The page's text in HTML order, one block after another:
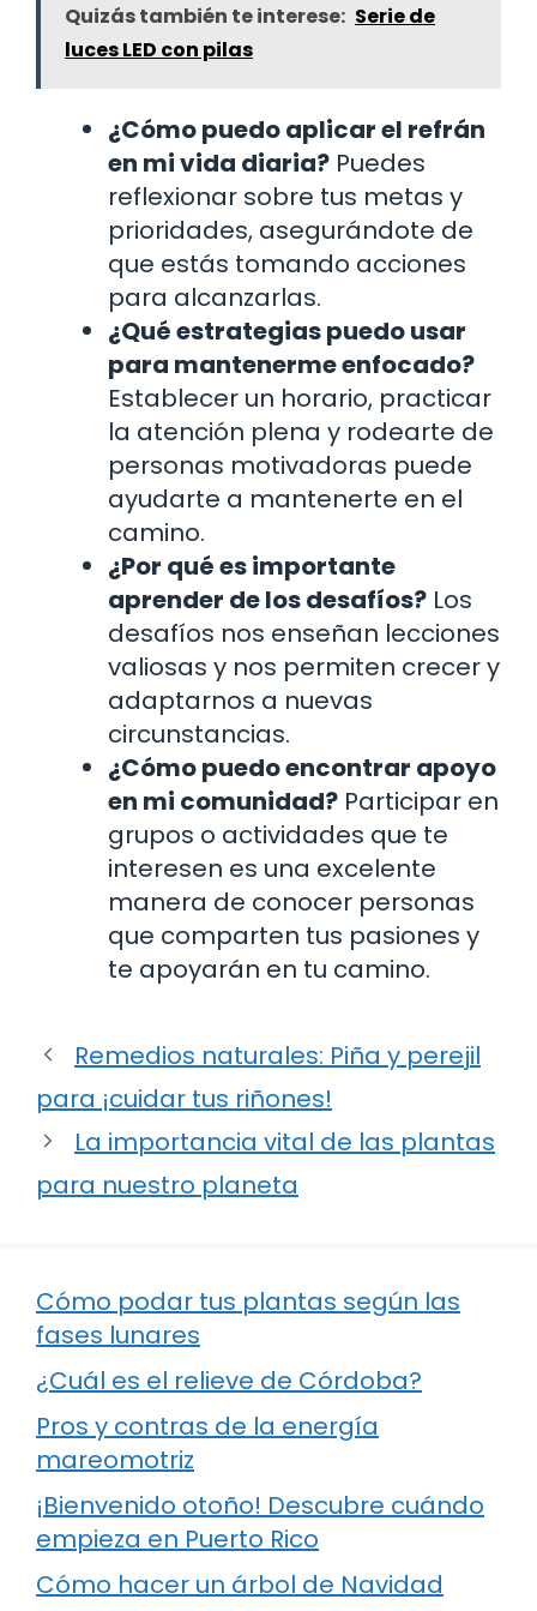
Quizás también te interese: Serie de
luces LED con pilas
¿Cómo puedo aplicar el refrán
en mi vida diaria? Puedes
reflexionar sobre tus metas y
prioridades, asegurándote de
que estás tomando acciones
para alcanzarlas.
¿Qué estrategias puedo usar
para mantenerme enfocado?
Establecer un horario, practicar
la atención plena y rodearte de
personas motivadoras puede
ayudarte a mantenerte en el
camino.
¿Por qué es importante
aprender de los desafíos? Los
desafíos nos enseñan lecciones
valiosas y nos permiten crecer y
adaptarnos a nuevas
circunstancias.
¿Cómo puedo encontrar apoyo
en mi comunidad? Participar en
grupos o actividades que te
interesen es una excelente
manera de conocer personas
que comparten tus pasiones y
te apoyarán en tu camino.
Remedios naturales: Piña y perejil
para ¡cuidar tus riñones!
La importancia vital de las plantas
para nuestro planeta
Cómo podar tus plantas según las
fases lunares
¿Cuál es el relieve de Córdoba?
Pros y contras de la energía
mareomotriz
¡Bienvenido otoño! Descubre cuándo
empieza en Puerto Rico
Cómo hacer un árbol de Navidad